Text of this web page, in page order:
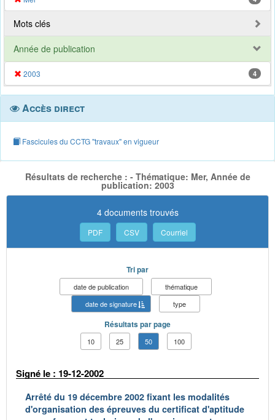
Mots clés
Année de publication
2003 4
Accès direct
Fascicules du CCTG "travaux" en vigueur
Résultats de recherche : - Thématique: Mer, Année de
publication: 2003
4 documents trouvés
PDF CSV Courriel
Tri par
date de publication
thématique
date de signature
type
Résultats par page
10 25 50 100
Signé le : 19-12-2002
Arrêté du 19 décembre 2002 fixant les modalités
d'organisation des épreuves du certificat d'aptitude